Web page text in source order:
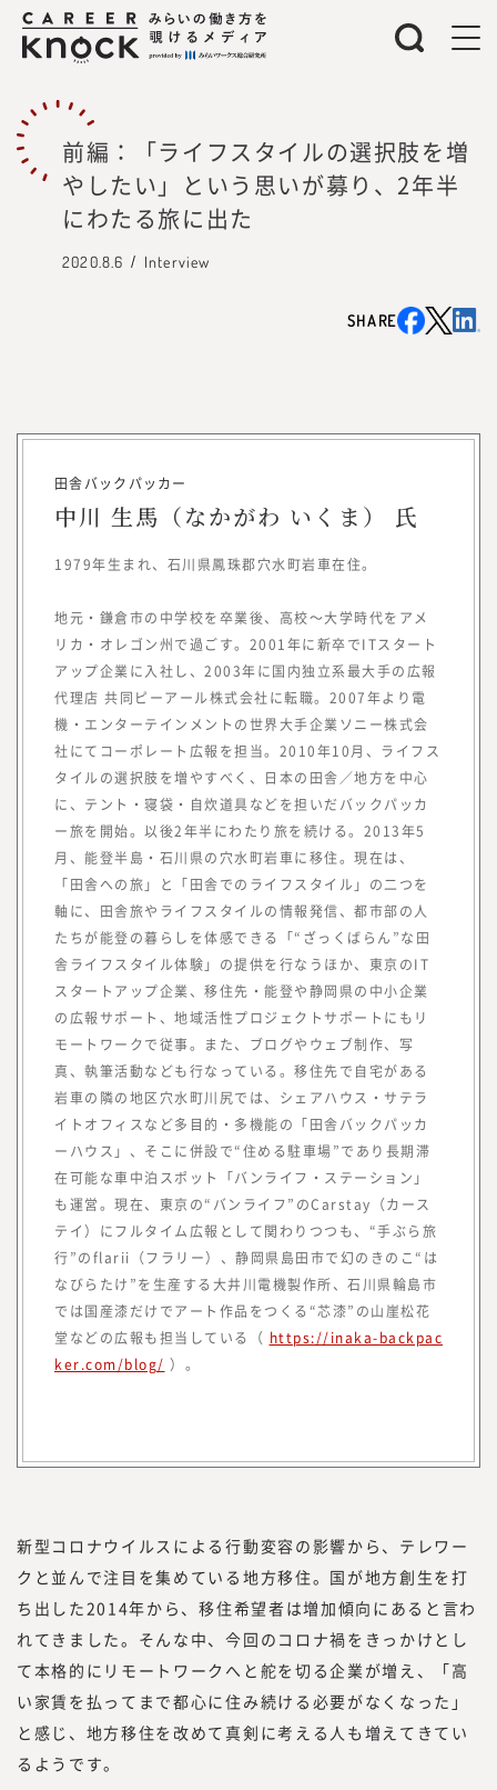
所長メッセージ
みらいワークス総合研究所 所長
岡本 祥治
Nagaharu Okamoto
1976年生まれ、慶應義塾大学理工学部
卒。アクセンチュア、ベンチャー企業を
経て、47都道府県を旅する過程で「日本
を元気にしたいという思いが強くなり、
起業を決意。2012年、みらいワークスを
設立し、2017年に東証マザーズ（現・東
証グロース）上場を果たす。
為に挑戦する人を増やす」をミッション、
100年時代に、プロフェッショナル人材が、
「独立、起業、副業、正社員」といった働き
方や働く場所、働く目的に縛られない挑戦の
機会提供とその挑戦の支援を行うための事業
を展開しています。
2022年7月に、プロフェッショナル人材の働
き方やキャリアに関する調査・研究機関『み
らいワークス総合研究所』を立ち上げ、メデ
ィア『CAREER Knock 』にて、プロフェッ
前編：「ライフスタイルの選択肢を増
やしたい」という思いが募り、2年半
にわたる旅に出た
2020.8.6 Interview
SHARE
田舎バックパッカー
中川 生馬（なかがわ いくま） 氏
1979年生まれ、石川県鳳珠郡穴水町岩車在住。
地元・鎌倉市の中学校を卒業後、高校～大学時代をアメ
リカ・オレゴン州で過ごす。2001年に新卒でITスタート
アップ企業に入社し、2003年に国内独立系最大手の広報
代理店 共同ピーアール株式会社に転職。2007年より電
機・エンターテインメントの世界大手企業ソニー株式会
社にてコーポレート広報を担当。2010年10月、ライフス
タイルの選択肢を増やすべく、日本の田舎／地方を中心
に、テント・寝袋・自炊道具などを担いだバックパッカ
ー旅を開始。以後2年半にわたり旅を続ける。2013年5
月、能登半島・石川県の穴水町岩車に移住。現在は、
「田舎への旅」と「田舎でのライフスタイル」の二つを
軸に、田舎旅やライフスタイルの情報発信、都市部の人
たちが能登の暮らしを体感できる「“ざっくばらん”な田
舎ライフスタイル体験」の提供を行なうほか、東京のIT
スタートアップ企業、移住先・能登や静岡県の中小企業
の広報サポート、地域活性プロジェクトサポートにもリ
モートワークで従事。また、ブログやウェブ制作、写
真、執筆活動なども行なっている。移住先で自宅がある
岩車の隣の地区穴水町川尻では、シェアハウス・サテラ
イトオフィスなど多目的・多機能の「田舎バックパッカ
ーハウス」、そこに併設で“住める駐車場”であり長期滞
在可能な車中泊スポット「バンライフ・ステーション」
も運営。現在、東京の“バンライフ”のCarstay（カース
テイ）にフルタイム広報として関わりつつも、“手ぶら旅
行”のflarii（フラリー）、静岡県島田市で幻のきのこ“は
なびらたけ”を生産する大井川電機製作所、石川県輪島市
では国産漆だけでアート作品をつくる“芯漆”の山崖松花
堂などの広報も担当している（ https://inaka-backpac
ker.com/blog/ ）。
新型コロナウイルスによる行動変容の影響から、テレワー
クと並んで注目を集めている地方移住。国が地方創生を打
ち出した2014年から、移住希望者は増加傾向にあると言わ
れてきました。そんな中、今回のコロナ禍をきっかけとし
て本格的にリモートワークへと舵を切る企業が増え、「高
い家賃を払ってまで都心に住み続ける必要がなくなった」
と感じ、地方移住を改めて真剣に考える人も増えてきてい
るようです。